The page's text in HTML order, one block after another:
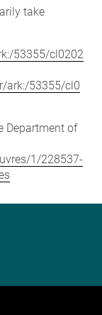
take
53355/cl0202
ark:/53355/cl0
Department of
1/228537-